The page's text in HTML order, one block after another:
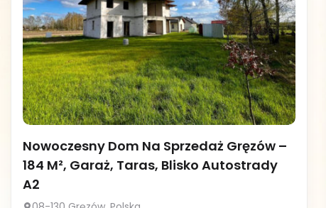
Nowoczesny Dom Na Sprzedaż Gręzów –
184 M², Garaż, Taras, Blisko Autostrady
A2